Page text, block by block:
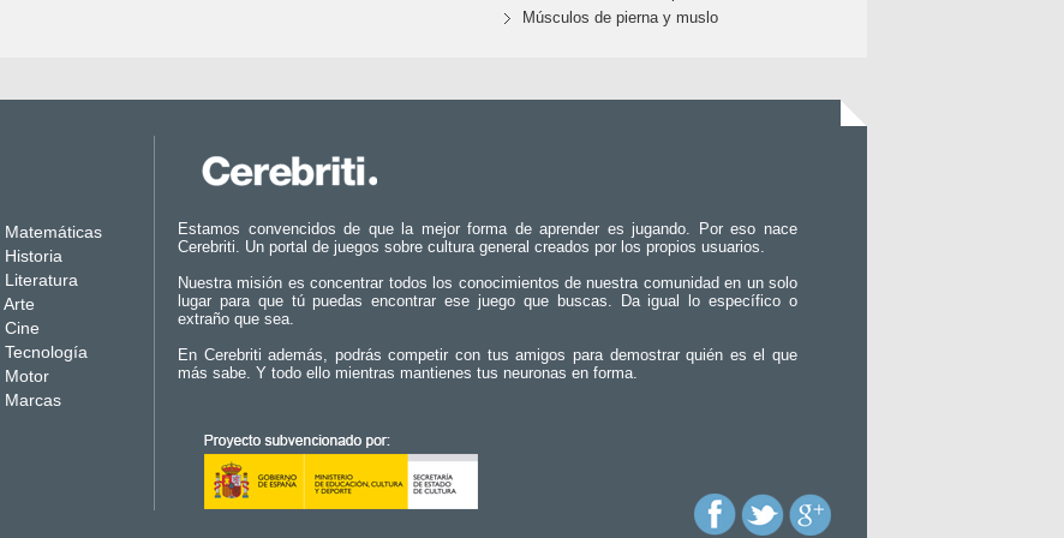
Músculos de pierna y muslo
Matemáticas
Historia
Literatura
Arte
Cine
Tecnología
Motor
Marcas
Estamos convencidos de que la mejor forma de aprender es jugando. Por eso nace
Cerebriti. Un portal de juegos sobre cultura general creados por los propios usuarios.
Nuestra misión es concentrar todos los conocimientos de nuestra comunidad en un solo
lugar para que tú puedas encontrar ese juego que buscas. Da igual lo específico o
extraño que sea.
En Cerebriti además, podrás competir con tus amigos para demostrar quién es el que
más sabe. Y todo ello mientras mantienes tus neuronas en forma.